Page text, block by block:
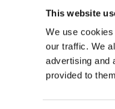
This website
We use
our traffic. We
advertising and
provided to